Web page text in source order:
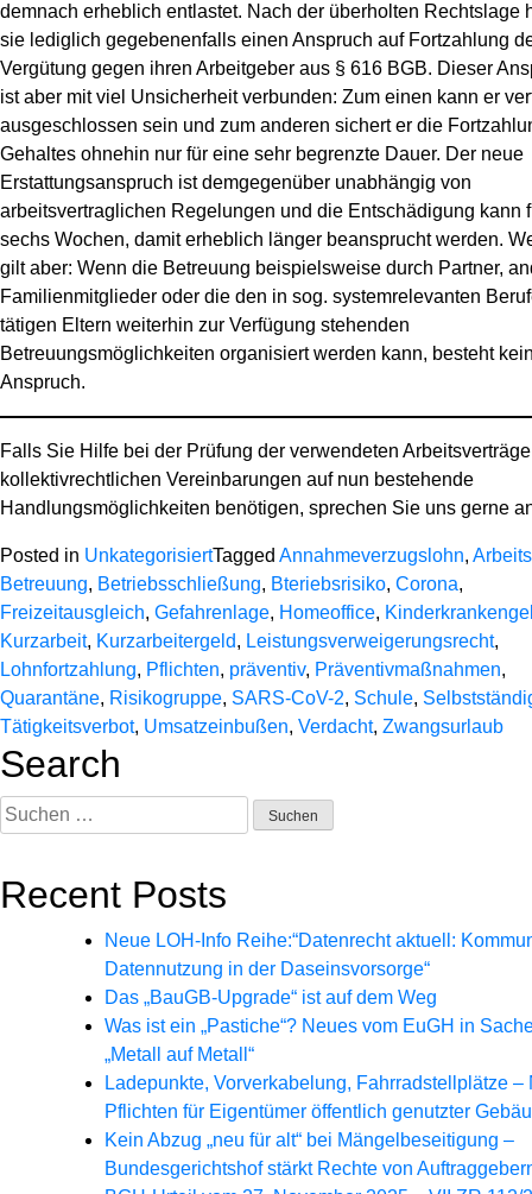
demnach erheblich entlastet. Nach der überholten Rechtslage
sie lediglich gegebenenfalls einen Anspruch auf Fortzahlung
Vergütung gegen ihren Arbeitgeber aus § 616 BGB. Dieser
ist aber mit viel Unsicherheit verbunden: Zum einen kann er
ausgeschlossen sein und zum anderen sichert er die
Gehaltes ohnehin nur für eine sehr begrenzte Dauer. Der neue
Erstattungsanspruch ist demgegenüber unabhängig von
arbeitsvertraglichen Regelungen und die Entschädigung kann
sechs Wochen, damit erheblich länger beansprucht werden.
gilt aber: Wenn die Betreuung beispielsweise durch Partner,
Familienmitglieder oder die den in sog. systemrelevanten
tätigen Eltern weiterhin zur Verfügung stehenden
Betreuungsmöglichkeiten organisiert werden kann, besteht
Anspruch.
Falls Sie Hilfe bei der Prüfung der verwendeten
kollektivrechtlichen Vereinbarungen auf nun bestehende
Handlungsmöglichkeiten benötigen, sprechen Sie uns gerne
Posted in UnkategorisiertTagged Annahmeverzugslohn,
Betreuung, Betriebsschließung, Bteriebsrisiko, Corona,
Freizeitausgleich, Gefahrenlage, Homeoffice,
Kurzarbeit, Kurzarbeitergeld, Leistungsverweigerungsrecht,
Lohnfortzahlung, Pflichten, präventiv, Präventivmaßnahmen,
Quarantäne, Risikogruppe, SARS-CoV-2, Schule,
Tätigkeitsverbot, Umsatzeinbußen, Verdacht, Zwangsurlaub
Search
Suchen
nach:
Recent Posts
Neue LOH-Info Reihe:“Datenrecht aktuell:
Datennutzung in der Daseinsvorsorge“
Das „BauGB-Upgrade“ ist auf dem Weg
Was ist ein „Pastiche“? Neues vom EuGH in
„Metall auf Metall“
Ladepunkte, Vorverkabelung, Fahrradstellplätze –
Pflichten für Eigentümer öffentlich genutzter
Kein Abzug „neu für alt“ bei Mängelbeseitigung –
Bundesgerichtshof stärkt Rechte von